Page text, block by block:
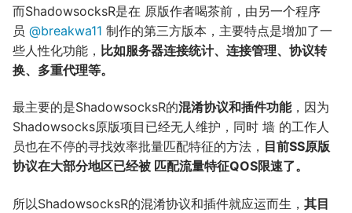
而ShadowsocksR是在 原版作者喝茶前，由另一个程序
员 @breakwa11 制作的第三方版本，主要特点是增加了一
些人性化功能， 比如服务器连接统计、连接管理、协议转
换、多重代理等。
最主要的是ShadowsocksR的混淆协议和插件功能，因为
Shadowsocks原版项目已经无人维护，同时 墙 的工作人
员也在不停的寻找效率批量匹配特征的方法， 目前SS原版
协议在大部分地区已经被 匹配流量特征QOS限速了。
所以ShadowsocksR的混淆协议和插件就应运而生， 其目